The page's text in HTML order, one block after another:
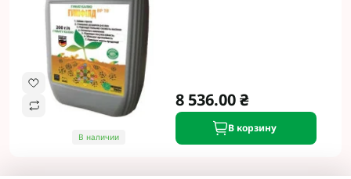
В наличии
8 536.00 ₴
В корзину